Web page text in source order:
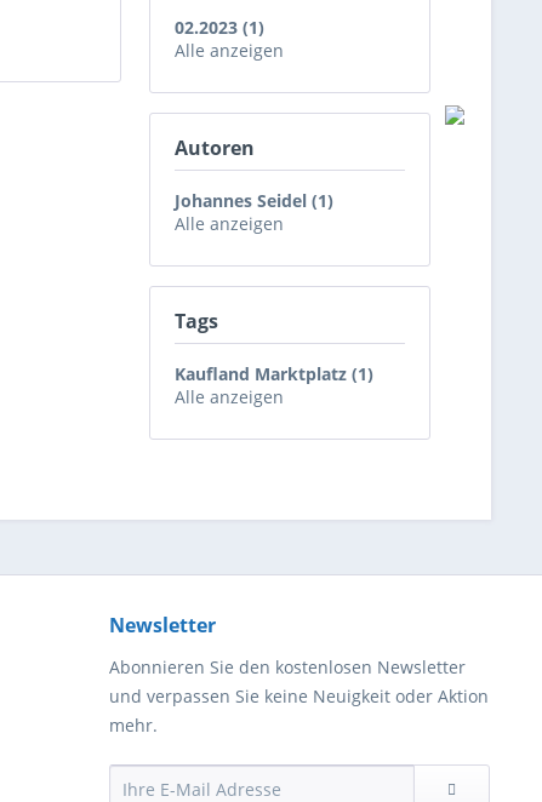
02.2023 (1)
Alle anzeigen
Autoren
Johannes Seidel (1)
Alle anzeigen
Tags
Kaufland Marktplatz (1)
Alle anzeigen
Newsletter
Abonnieren Sie den kostenlosen Newsletter
und verpassen Sie keine Neuigkeit oder Aktion
mehr.